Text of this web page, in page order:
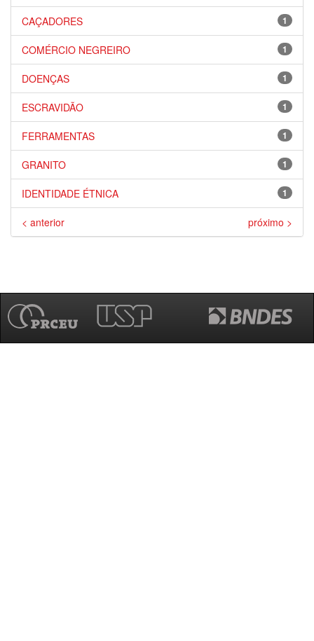
1
CAÇADORES
1
COMÉRCIO NEGREIRO
1
DOENÇAS
1
ESCRAVIDÃO
1
FERRAMENTAS
1
GRANITO
1
IDENTIDADE ÉTNICA
< anterior próximo >